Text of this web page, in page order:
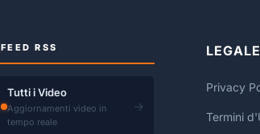
FEED RSS
Tutti i Video
Aggiornamenti video in
tempo reale
→
LEGALE
Privacy
Termini